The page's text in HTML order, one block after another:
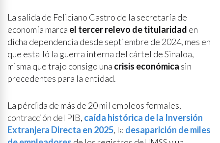
La salida de Feliciano Castro de la secretaría de
economía marca el tercer relevo de titularidad en
dicha dependencia desde septiembre de 2024, mes en
que estalló la guerra interna del cártel de Sinaloa,
misma que trajo consigo una crisis económica sin
precedentes para la entidad.
La pérdida de más de 20 mil empleos formales,
contracción del PIB, caída histórica de la Inversión
Extranjera Directa en 2025, la desaparición de miles